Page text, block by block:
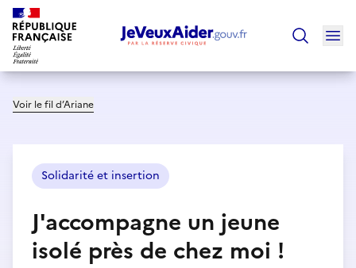
Voir le fil d’Ariane
Solidarité et insertion
J'accompagne un jeune
isolé près de chez moi !